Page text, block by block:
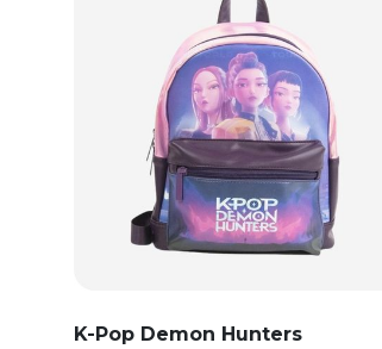
K-Pop Demon Hunters